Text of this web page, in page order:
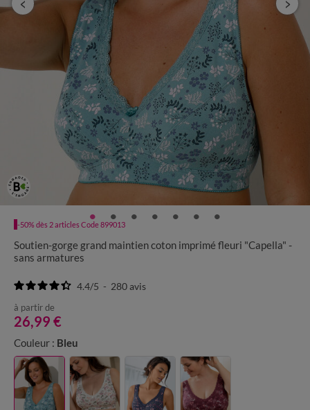
-50% dès 2 articles Code 899013
Soutien-gorge grand maintien coton imprimé fleuri "Capella" -
sans armatures
4.4/5 - 280avis
à partir de
26,99 €
Couleur : Bleu